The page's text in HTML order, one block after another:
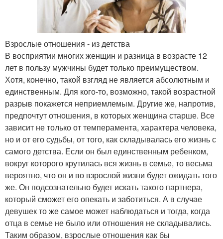
Взрослые отношения - из детства
В восприятии многих женщин и разница в возрасте 12
лет в пользу мужчины будет только преимуществом.
Хотя, конечно, такой взгляд не является абсолютным и
единственным. Для кого-то, возможно, такой возрастной
разрыв покажется неприемлемым. Другие же, напротив,
предпочтут отношения, в которых женщина старше. Все
зависит не только от темперамента, характера человека,
но и от его судьбы, от того, как складывалась его жизнь с
самого детства. Если он был единственным ребенком,
вокруг которого крутилась вся жизнь в семье, то весьма
вероятно, что он и во взрослой жизни будет ожидать того
же. Он подсознательно будет искать такого партнера,
который сможет его опекать и заботиться. А в случае
девушек то же самое может наблюдаться и тогда, когда
отца в семье не было или отношения не складывались.
Таким образом, взрослые отношения как бы